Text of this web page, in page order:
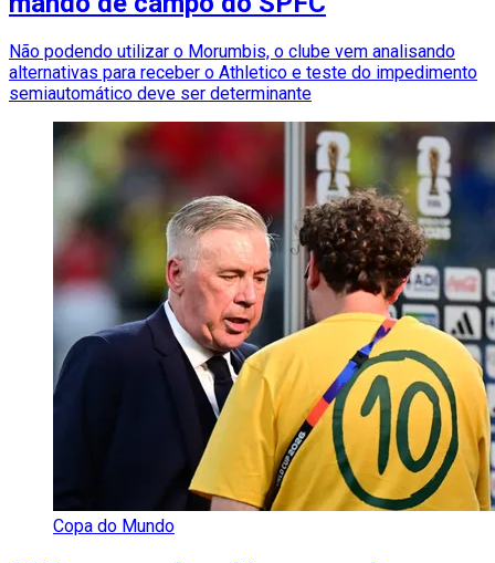
Não podendo utilizar o Morumbis, o clube vem analisando
alternativas para receber o Athletico e teste do impedimento
semiautomático deve ser determinante
Copa do Mundo